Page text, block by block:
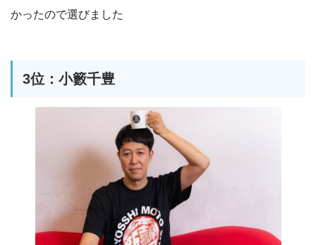
かったので選びました
3位：小籔千豊